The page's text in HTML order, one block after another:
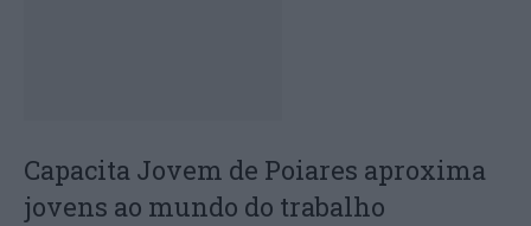
Capacita Jovem de Poiares aproxima
jovens ao mundo do trabalho